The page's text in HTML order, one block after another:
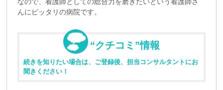
んにピッタリの病院です。
“クチコミ”情報
続きを知りたい場合は、ご登録後、担当コンサルタントにお
聞きください！